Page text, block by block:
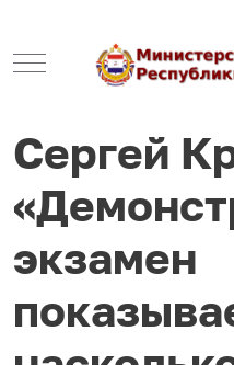
Mobile Menu Toggle
Сергей
экзамен